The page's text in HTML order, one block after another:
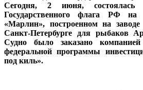
Сегодня, 2 июня, состоялась
Государственного флага РФ на
«Марлин», построенном на
Санкт-Петербурге для рыбаков
Судно было заказано
федеральной программы
под киль».